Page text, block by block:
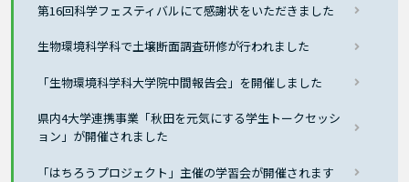
第16回科学フェスティバルにて感謝状をいただきました
生物環境科学科で土壌断面調査研修が行われました
「生物環境科学科大学院中間報告会」を開催しました
県内4大学連携事業「秋田を元気にする学生トークセッシ
ョン」が開催されました
「はちろうプロジェクト」主催の学習会が開催されます